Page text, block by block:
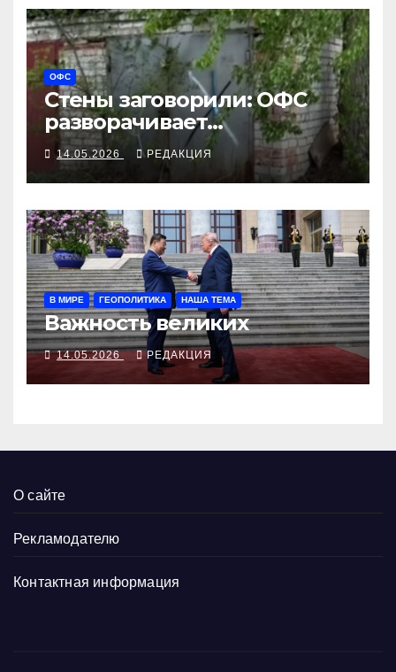
ОФС
Стены заговорили: ОФС
разворачивает
агитационную кампанию в
регионах
14.05.2026 РЕДАКЦИЯ
В МИРЕ ГЕОПОЛИТИКА НАША ТЕМА
Важность великих
14.05.2026 РЕДАКЦИЯ
О сайте
Рекламодателю
Контактная информация